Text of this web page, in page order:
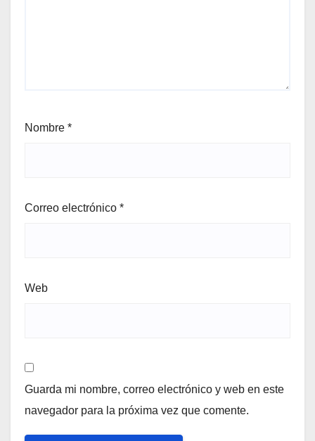
Nombre *
Correo electrónico *
Web
Guarda mi nombre, correo electrónico y web en este
navegador para la próxima vez que comente.